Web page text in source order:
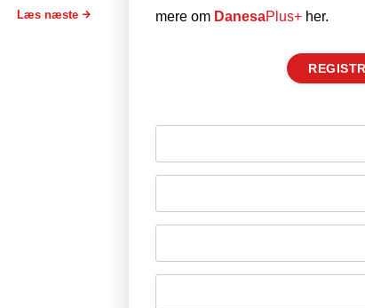
Læs næste
mere om DanesaPlus+ her.